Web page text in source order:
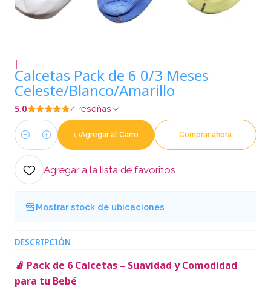
|
Calcetas Pack de 6 0/3 Meses
Celeste/Blanco/Amarillo
5.0 4 reseñas
Cantidad
Agregar al Carro Comprar ahora
Agregar a la lista de favoritos
Mostrar stock de ubicaciones
DESCRIPCIÓN
🧦 Pack de 6 Calcetas – Suavidad y Comodidad
para tu Bebé